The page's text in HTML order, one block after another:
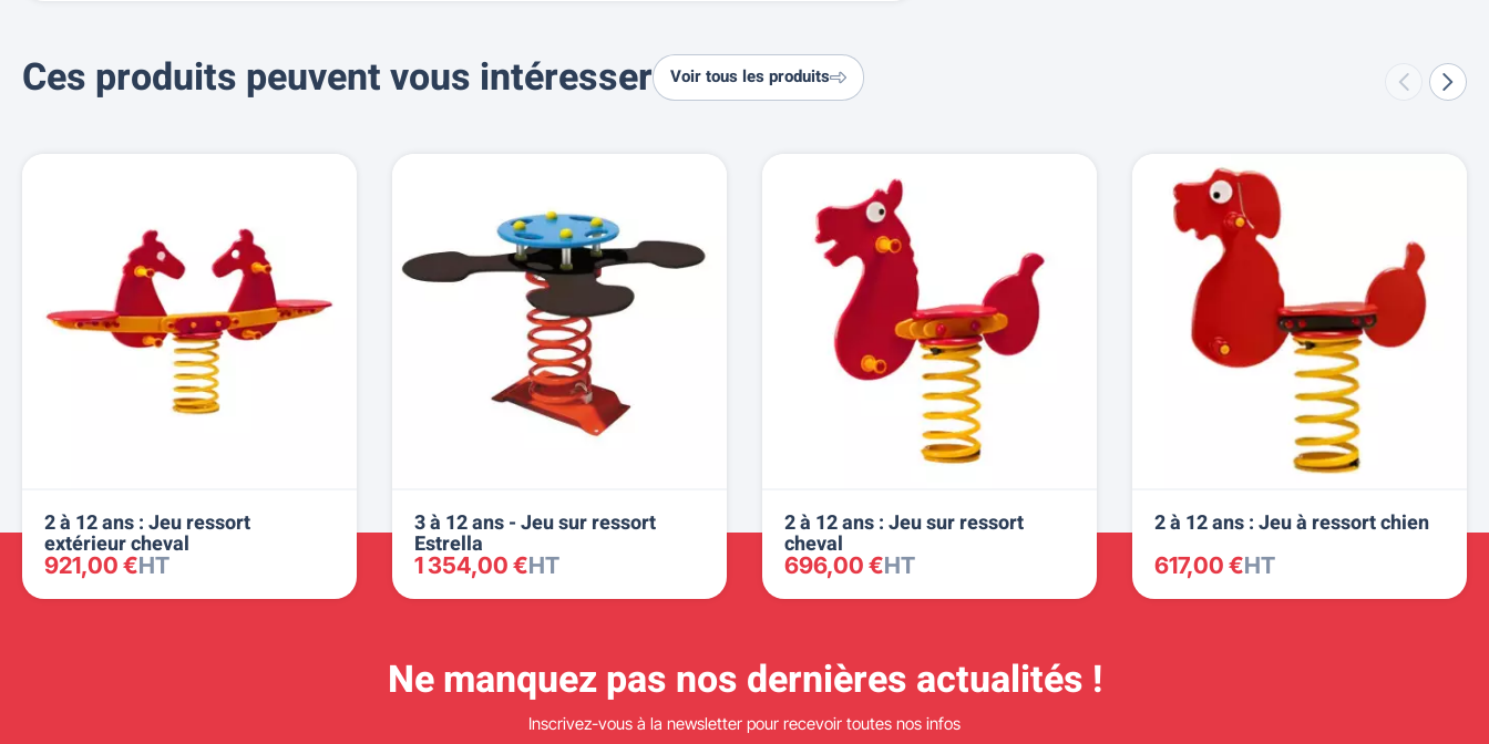
Ces produits peuvent vous intéresser Voir tous les produits
2 à 12 ans : Jeu ressort
extérieur cheval
921,00 €HT
3 à 12 ans - Jeu sur ressort
Estrella
1 354,00 €HT
2 à 12 ans : Jeu sur ressort
cheval
696,00 €HT
2 à 12 ans : Jeu à ressort chien
617,00 €HT
Ne manquez pas nos dernières actualités !
Inscrivez-vous à la newsletter pour recevoir toutes nos infos